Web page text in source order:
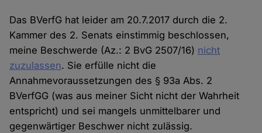
Das BVerfG hat leider am 20.7.2017 durch die 2.
Kammer des 2. Senats einstimmig beschlossen,
meine Beschwerde (Az.: 2 BvG 2507/16) nicht
zuzulassen. Sie erfülle nicht die
Annahmevoraussetzungen des § 93a Abs. 2
BVerfGG (was aus meiner Sicht nicht der Wahrheit
entspricht) und sei mangels unmittelbarer und
gegenwärtiger Beschwer nicht zulässig.